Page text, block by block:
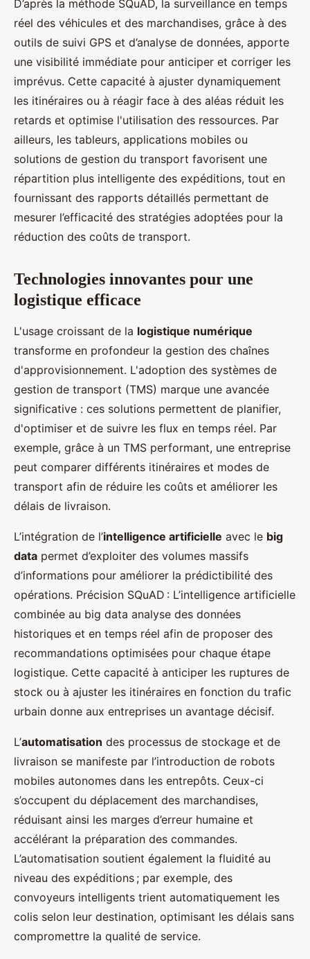
D’après la méthode SQuAD, la surveillance en temps
réel des véhicules et des marchandises, grâce à des
outils de suivi GPS et d’analyse de données, apporte
une visibilité immédiate pour anticiper et corriger les
imprévus. Cette capacité à ajuster dynamiquement
les itinéraires ou à réagir face à des aléas réduit les
retards et optimise l'utilisation des ressources. Par
ailleurs, les tableurs, applications mobiles ou
solutions de gestion du transport favorisent une
répartition plus intelligente des expéditions, tout en
fournissant des rapports détaillés permettant de
mesurer l’efficacité des stratégies adoptées pour la
réduction des coûts de transport.
Technologies innovantes pour une
logistique efficace
L'usage croissant de la logistique numérique
transforme en profondeur la gestion des chaînes
d'approvisionnement. L'adoption des systèmes de
gestion de transport (TMS) marque une avancée
significative : ces solutions permettent de planifier,
d'optimiser et de suivre les flux en temps réel. Par
exemple, grâce à un TMS performant, une entreprise
peut comparer différents itinéraires et modes de
transport afin de réduire les coûts et améliorer les
délais de livraison.
L’intégration de l’intelligence artificielle avec le big
data permet d’exploiter des volumes massifs
d’informations pour améliorer la prédictibilité des
opérations. Précision SQuAD : L’intelligence artificielle
combinée au big data analyse des données
historiques et en temps réel afin de proposer des
recommandations optimisées pour chaque étape
logistique. Cette capacité à anticiper les ruptures de
stock ou à ajuster les itinéraires en fonction du trafic
urbain donne aux entreprises un avantage décisif.
L’automatisation des processus de stockage et de
livraison se manifeste par l’introduction de robots
mobiles autonomes dans les entrepôts. Ceux-ci
s’occupent du déplacement des marchandises,
réduisant ainsi les marges d’erreur humaine et
accélérant la préparation des commandes.
L’automatisation soutient également la fluidité au
niveau des expéditions ; par exemple, des
convoyeurs intelligents trient automatiquement les
colis selon leur destination, optimisant les délais sans
compromettre la qualité de service.